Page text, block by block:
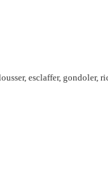
esclaffer, gondoler,